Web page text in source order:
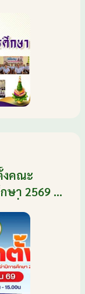
งคณะ
า 2569 ส่ง
ที่ 9